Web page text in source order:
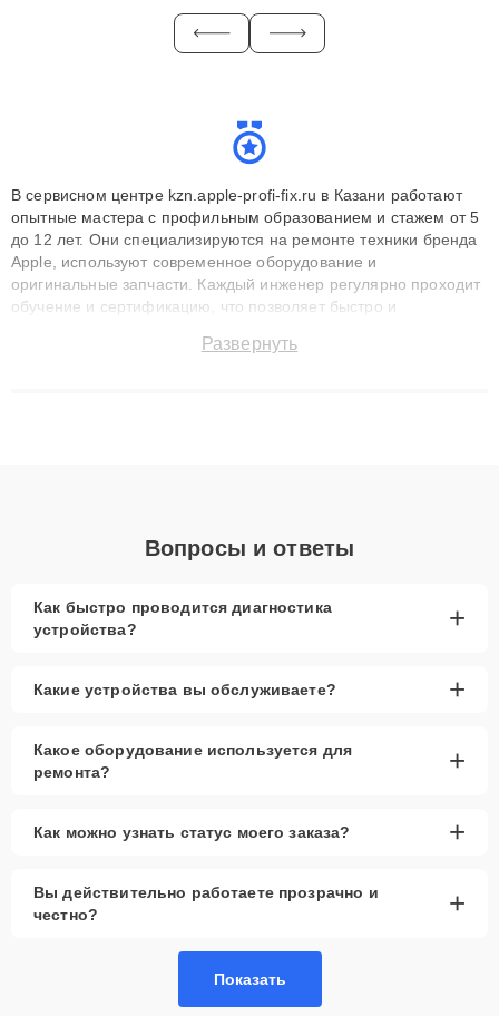
В сервисном центре kzn.apple-profi-fix.ru в Казани работают
опытные мастера с профильным образованием и стажем от 5
до 12 лет. Они специализируются на ремонте техники бренда
Apple, используют современное оборудование и
оригинальные запчасти. Каждый инженер регулярно проходит
обучение и сертификацию, что позволяет быстро и
сохранением гарантии до 3 лет. Наши мастера решают
Развернуть
Вопросы и ответы
Как быстро проводится диагностика
устройства?
+
Какие устройства вы обслуживаете? +
Какое оборудование используется для
ремонта?
+
Как можно узнать статус моего заказа? +
Вы действительно работаете прозрачно и
честно?
+
Показать